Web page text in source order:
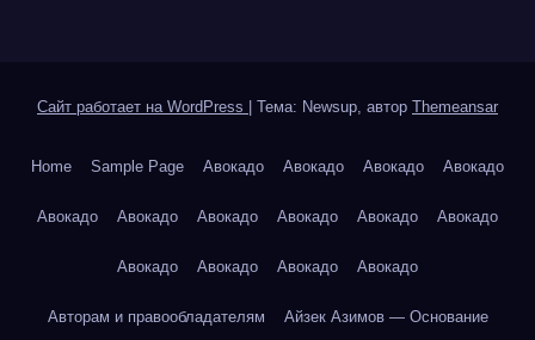
Сайт работает на WordPress Тема: Newsup, автор Themeansar
Home Sample Page Авокадо Авокадо Авокадо Авокадо
Авокадо Авокадо Авокадо Авокадо Авокадо Авокадо
Авокадо Авокадо Авокадо Авокадо
Авторам и правообладателям Айзек Азимов — Основание